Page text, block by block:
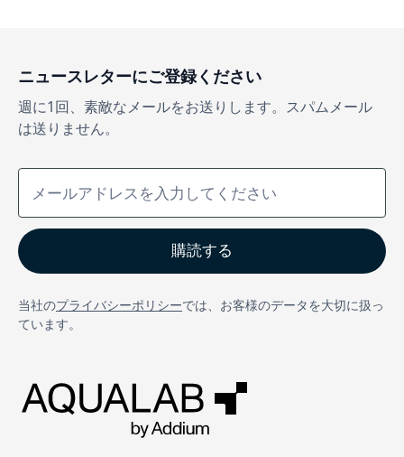
ニュースレターにご登録ください
週に1回、素敵なメールをお送りします。スパムメール
は送りません。
当社のプライバシーポリシーでは、お客様のデータを大切に扱っ
ています。